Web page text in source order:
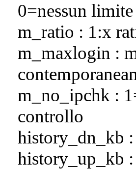
0=nessun limite
m_ratio : 1:x
m_maxlogin :
m_no_ipchk :
controllo
history_dn_kb
history_up_kb